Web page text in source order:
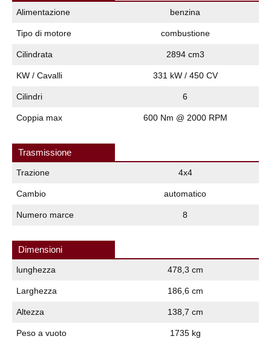
Alimentazione benzina
Tipo di motore combustione
Cilindrata 2894 cm3
KW / Cavalli 331 kW / 450 CV
Cilindri 6
Coppia max 600 Nm @ 2000 RPM
Trasmissione
Trazione 4x4
Cambio automatico
Numero marce 8
Dimensioni
lunghezza 478,3 cm
Larghezza 186,6 cm
Altezza 138,7 cm
Peso a vuoto 1735 kg